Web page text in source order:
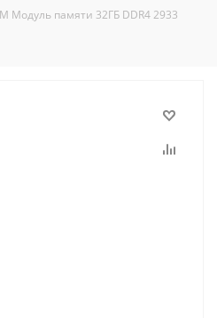
Модуль памяти 32ГБ DDR4 2933